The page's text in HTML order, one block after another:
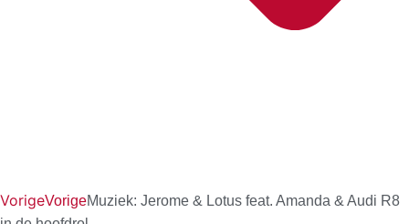
VorigeVorigeMuziek: Jerome & Lotus feat. Amanda & Audi R8